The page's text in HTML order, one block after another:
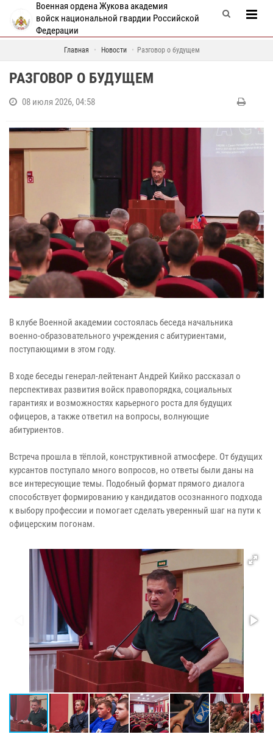
Военная ордена Жукова академия
войск национальной гвардии Российской
Федерации
Главная Новости Разговор о будущем
РАЗГОВОР О БУДУЩЕМ
08 июля 2026, 04:58
В клубе Военной академии состоялась беседа начальника
военно-образовательного учреждения с абитуриентами,
поступающими в этом году.
В ходе беседы генерал-лейтенант Андрей Кийко рассказал о
перспективах развития войск правопорядка, социальных
гарантиях и возможностях карьерного роста для будущих
офицеров, а также ответил на вопросы, волнующие
абитуриентов.
Встреча прошла в тёплой, конструктивной атмосфере. От будущих
курсантов поступало много вопросов, но ответы были даны на
все интересующие темы. Подобный формат прямого диалога
способствует формированию у кандидатов осознанного подхода
к выбору профессии и помогает сделать уверенный шаг на пути к
офицерским погонам.